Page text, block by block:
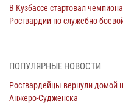
В Кузбассе стартовал
Росгвардии по служебно-
Росгвардейцы задержали в
05 августа 2026, 09:30
ПОПУЛЯРНЫЕ НОВОСТИ
Росгвардейцы вернули домой
Анжеро-Судженска